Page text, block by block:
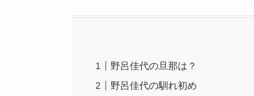
野呂佳代の旦那は？
野呂佳代の馴れ初め